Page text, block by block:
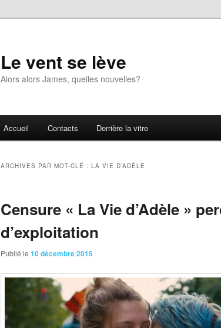
Le vent se lève
Alors alors James, quelles nouvelles?
Accueil Contacts Derrière la vitre
ARCHIVES PAR MOT-CLÉ : LA VIE D’ADÈLE
Censure « La Vie d’Adèle »
d’exploitation
Publié le 10 décembre 2015